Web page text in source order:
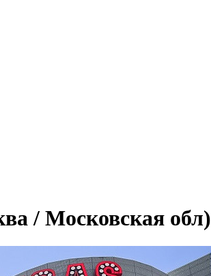
/ Московская обл)